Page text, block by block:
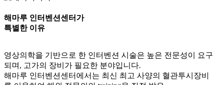
해마루 인터벤션센터가
특별한 이유
영상의학을 기반으로 한 인터벤션 시술은 높은 전문성이 요구
되며, 고가의 장비가 필요한 분야입니다.
해마루 인터벤션센터에서는 최신 최고 사양의 혈관투시장비